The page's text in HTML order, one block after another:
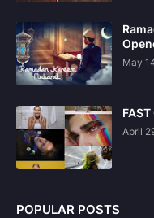
May
April
POPULAR POSTS